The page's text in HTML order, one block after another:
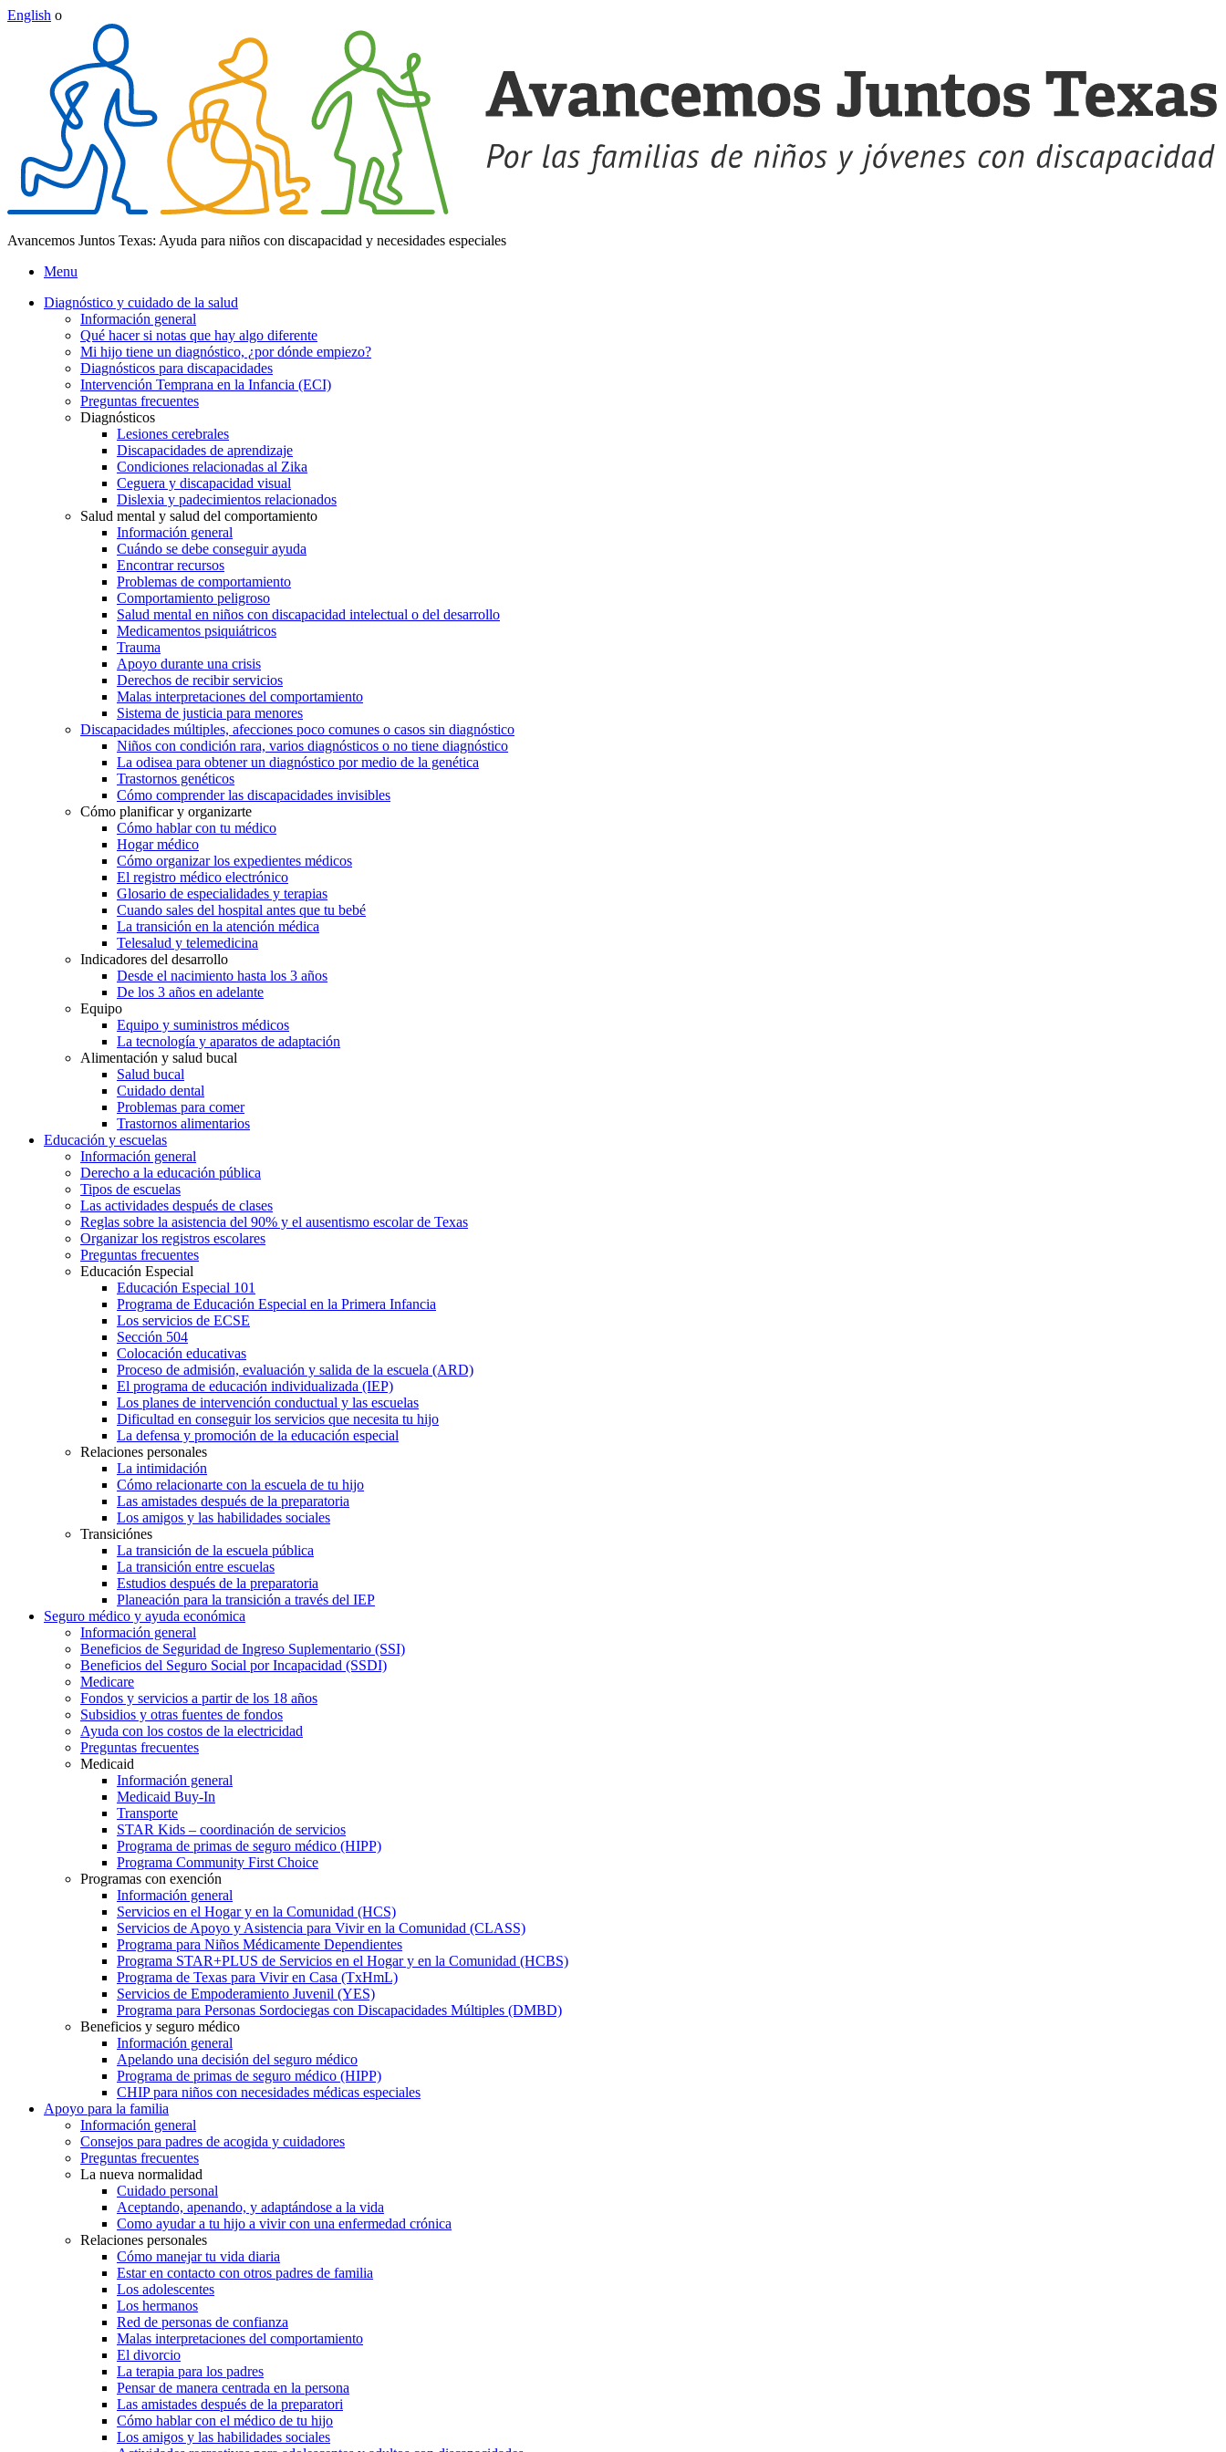
English o
Avancemos Juntos Texas: Ayuda para niños con discapacidad y necesidades especiales
Menu
Diagnóstico y cuidado de la salud
Información general
Qué hacer si notas que hay algo diferente
Mi hijo tiene un diagnóstico, ¿por dónde empiezo?
Diagnósticos para discapacidades
Intervención Temprana en la Infancia (ECI)
Preguntas frecuentes
Diagnósticos
Lesiones cerebrales
Discapacidades de aprendizaje
Condiciones relacionadas al Zika
Ceguera y discapacidad visual
Dislexia y padecimientos relacionados
Salud mental y salud del comportamiento
Información general
Cuándo se debe conseguir ayuda
Encontrar recursos
Problemas de comportamiento
Comportamiento peligroso
Salud mental en niños con discapacidad intelectual o del desarrollo
Medicamentos psiquiátricos
Trauma
Apoyo durante una crisis
Derechos de recibir servicios
Malas interpretaciones del comportamiento
Sistema de justicia para menores
Discapacidades múltiples, afecciones poco comunes o casos sin diagnóstico
Niños con condición rara, varios diagnósticos o no tiene diagnóstico
La odisea para obtener un diagnóstico por medio de la genética
Trastornos genéticos
Cómo comprender las discapacidades invisibles
Cómo planificar y organizarte
Cómo hablar con tu médico
Hogar médico
Cómo organizar los expedientes médicos
El registro médico electrónico
Glosario de especialidades y terapias
Cuando sales del hospital antes que tu bebé
La transición en la atención médica
Telesalud y telemedicina
Indicadores del desarrollo
Desde el nacimiento hasta los 3 años
De los 3 años en adelante
Equipo
Equipo y suministros médicos
La tecnología y aparatos de adaptación
Alimentación y salud bucal
Salud bucal
Cuidado dental
Problemas para comer
Trastornos alimentarios
Educación y escuelas
Información general
Derecho a la educación pública
Tipos de escuelas
Las actividades después de clases
Reglas sobre la asistencia del 90% y el ausentismo escolar de Texas
Organizar los registros escolares
Preguntas frecuentes
Educación Especial
Educación Especial 101
Programa de Educación Especial en la Primera Infancia
Los servicios de ECSE
Sección 504
Colocación educativas
Proceso de admisión, evaluación y salida de la escuela (ARD)
El programa de educación individualizada (IEP)
Los planes de intervención conductual y las escuelas
Dificultad en conseguir los servicios que necesita tu hijo
La defensa y promoción de la educación especial
Relaciones personales
La intimidación
Cómo relacionarte con la escuela de tu hijo
Las amistades después de la preparatoria
Los amigos y las habilidades sociales
Transiciónes
La transición de la escuela pública
La transición entre escuelas
Estudios después de la preparatoria
Planeación para la transición a través del IEP
Seguro médico y ayuda económica
Información general
Beneficios de Seguridad de Ingreso Suplementario (SSI)
Beneficios del Seguro Social por Incapacidad (SSDI)
Medicare
Fondos y servicios a partir de los 18 años
Subsidios y otras fuentes de fondos
Ayuda con los costos de la electricidad
Preguntas frecuentes
Medicaid
Información general
Medicaid Buy-In
Transporte
STAR Kids – coordinación de servicios
Programa de primas de seguro médico (HIPP)
Programa Community First Choice
Programas con exención
Información general
Servicios en el Hogar y en la Comunidad (HCS)
Servicios de Apoyo y Asistencia para Vivir en la Comunidad (CLASS)
Programa para Niños Médicamente Dependientes
Programa STAR+PLUS de Servicios en el Hogar y en la Comunidad (HCBS)
Programa de Texas para Vivir en Casa (TxHmL)
Servicios de Empoderamiento Juvenil (YES)
Programa para Personas Sordociegas con Discapacidades Múltiples (DMBD)
Beneficios y seguro médico
Información general
Apelando una decisión del seguro médico
Programa de primas de seguro médico (HIPP)
CHIP para niños con necesidades médicas especiales
Apoyo para la familia
Información general
Consejos para padres de acogida y cuidadores
Preguntas frecuentes
La nueva normalidad
Cuidado personal
Aceptando, apenando, y adaptándose a la vida
Como ayudar a tu hijo a vivir con una enfermedad crónica
Relaciones personales
Cómo manejar tu vida diaria
Estar en contacto con otros padres de familia
Los adolescentes
Los hermanos
Red de personas de confianza
Malas interpretaciones del comportamiento
El divorcio
La terapia para los padres
Pensar de manera centrada en la persona
Las amistades después de la preparatori
Cómo hablar con el médico de tu hijo
Los amigos y las habilidades sociales